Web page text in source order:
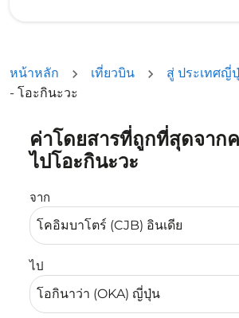
หน้าหลัก เที่ยวบิน สู่ ประเทศญี่
- โอะกินะวะ
ค่าโดยสารที่ถูกที่สุดจาก
ไปโอะกินะวะ
จาก
ไป
ลองอัปเดตเส้นทางของคุณ (ต้นทางแ